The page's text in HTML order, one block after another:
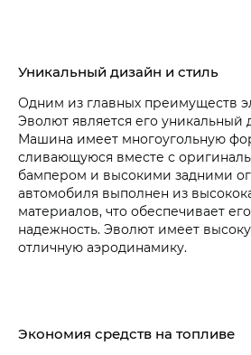
Уникальный дизайн и стиль
Одним из главных преимуществ
Эволют является его уникальный
Машина имеет многоугольную
сливающуюся вместе с
бампером и высокими задними
автомобиля выполнен из
материалов, что обеспечивает
надежность. Эволют имеет
отличную аэродинамику.
Экономия средств на топливе